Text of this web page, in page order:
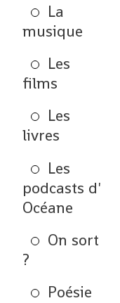
La
musique
Les
films
Les
livres
Les
podcasts d'
Océane
On sort
?
Poésie